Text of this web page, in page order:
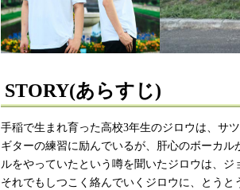
STORY(あらすじ)
手稲で生まれ育った高校3年生のジロウは、サ
ギターの練習に励んでいるが、肝心のボーカ
ルをやっていたという噂を聞いたジロウは、
それでもしつこく絡んでいくジロウに、とう